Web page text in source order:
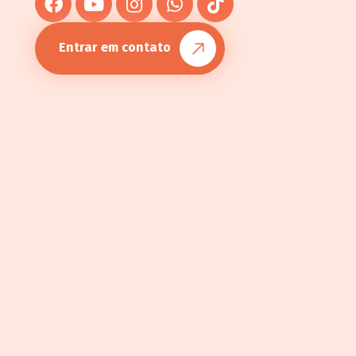
Entrar em contato